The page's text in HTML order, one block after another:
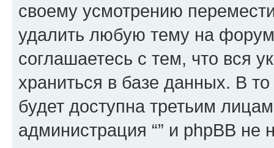
своему усмотрению
удалить любую тему на
соглашаетесь с тем, что вся
храниться в базе данных. В
будет доступна третьим
администрация “” и phpBB не